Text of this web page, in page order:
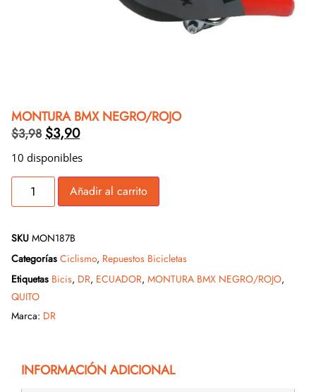
MONTURA BMX NEGRO/ROJO
$3,98 $3,90
10 disponibles
Añadir al carrito
SKU MON187B
Categorías Ciclismo, Repuestos Bicicletas
Etiquetas Bicis, DR, ECUADOR, MONTURA BMX NEGRO/ROJO,
QUITO
Marca: DR
INFORMACIÓN ADICIONAL